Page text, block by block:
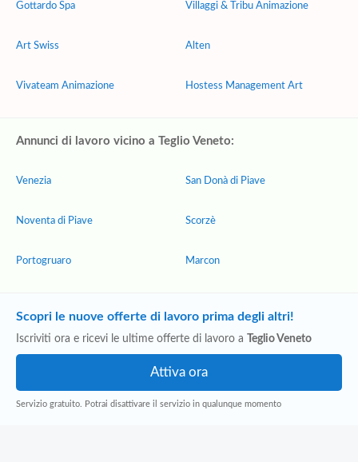
Gottardo Spa
Art Swiss
Vivateam Animazione
Villaggi & Tribu Animazione
Alten
Hostess Management Art
Annunci di lavoro vicino a Teglio Veneto:
Venezia
Noventa di Piave
Portogruaro
San Donà di Piave
Scorzè
Marcon
Scopri le nuove offerte di lavoro prima degli altri!
Iscriviti ora e ricevi le ultime offerte di lavoro a Teglio Veneto
Servizio gratuito. Potrai disattivare il servizio in qualunque momento